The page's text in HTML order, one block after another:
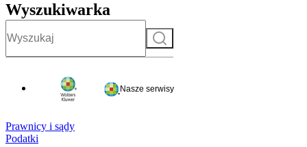
Wyszukiwarka
Szukaj
Nasze serwisy
Prawnicy i sądy
Podatki